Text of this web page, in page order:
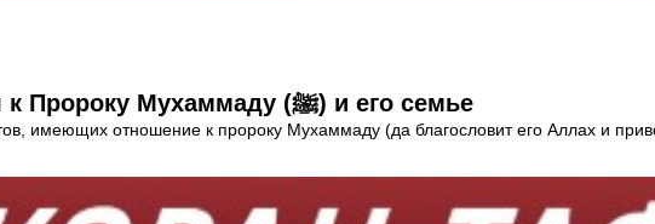
Уникальные предметы, имеющие отношения к Пророку Мухаммаду (ﷺ) и его семье
имеющих отношение к пророку Мухаммаду (да благословит его Аллах и